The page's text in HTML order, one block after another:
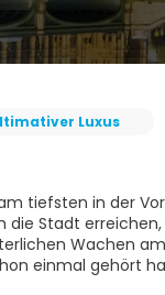
Luxus
tiefsten in der
die Stadt
Wachen
einmal gehört